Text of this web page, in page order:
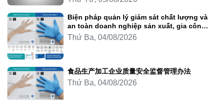
Biện pháp quản lý giám sát chất lượng và
an toàn doanh nghiệp sản xuất, gia công
thực phẩm
Thứ Ba, 04/08/2026
食品生产加工企业质量安全监督管理办法
Thứ Ba, 04/08/2026